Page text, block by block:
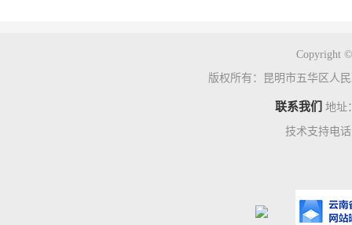
Copyright
版权所有：昆明市五华区人
联系我们 地址
技术支持电